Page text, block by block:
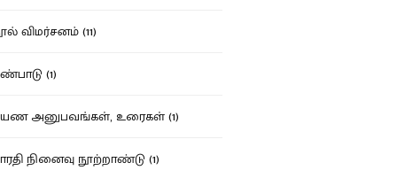
விமர்சனம் (11)
(1)
அனுபவங்கள், உரைகள் (1)
நினைவு நூற்றாண்டு (1)